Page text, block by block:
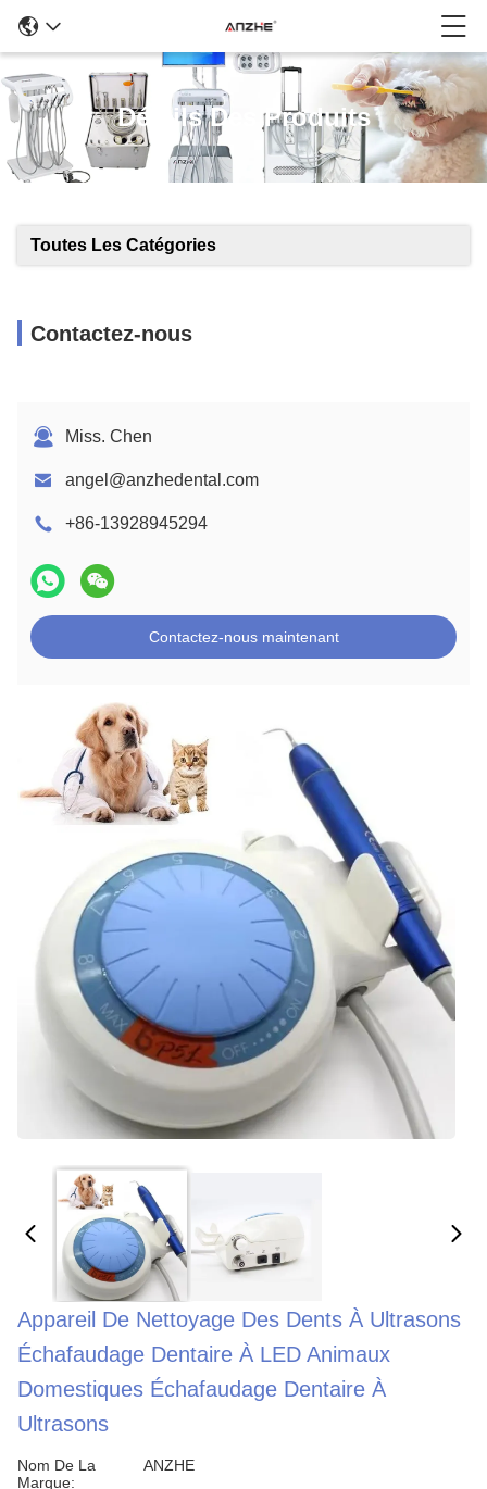
Détails Des Produits
Toutes Les Catégories
Contactez-nous
Miss. Chen
angel@anzhedental.com
+86-13928945294
Contactez-nous maintenant
Appareil De Nettoyage Des Dents À Ultrasons
Échafaudage Dentaire À LED Animaux
Domestiques Échafaudage Dentaire À
Ultrasons
Nom De La
Marque:
ANZHE